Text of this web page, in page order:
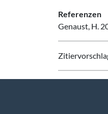
Referenzen
Genaust, H.